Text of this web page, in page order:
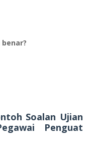
Soalan Ujian
Penguat